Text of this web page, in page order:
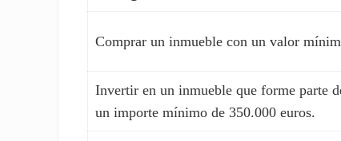
Comprar un inmueble con un valor
Invertir en un inmueble que forme parte
un importe mínimo de 350.000 euros.